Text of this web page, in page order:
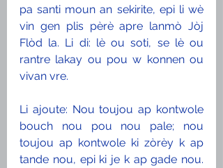
pa santi moun an sekirite, epi li wè
vin gen plis pèrè apre lanmò Jòj
Flòd la. Li di: lè ou soti, se lè ou
rantre lakay ou pou w konnen ou
vivan vre.
Li ajoute: Nou toujou ap kontwole
bouch nou pou nou pale; nou
toujou ap kontwole ki zòrèy k ap
tande nou, epi ki je k ap gade nou.